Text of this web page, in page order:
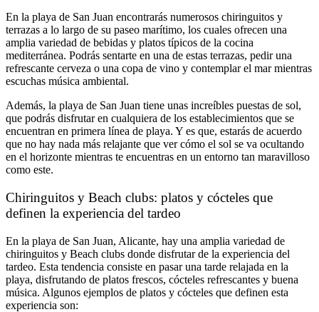
En la playa de San Juan encontrarás numerosos chiringuitos y
terrazas a lo largo de su paseo marítimo, los cuales ofrecen una
amplia variedad de bebidas y platos típicos de la cocina
mediterránea. Podrás sentarte en una de estas terrazas, pedir una
refrescante cerveza o una copa de vino y contemplar el mar mientras
escuchas música ambiental.
Además, la playa de San Juan tiene unas increíbles puestas de sol,
que podrás disfrutar en cualquiera de los establecimientos que se
encuentran en primera línea de playa. Y es que, estarás de acuerdo
que no hay nada más relajante que ver cómo el sol se va ocultando
en el horizonte mientras te encuentras en un entorno tan maravilloso
como este.
Chiringuitos y Beach clubs: platos y cócteles que
definen la experiencia del tardeo
En la playa de San Juan, Alicante, hay una amplia variedad de
chiringuitos y Beach clubs donde disfrutar de la experiencia del
tardeo. Esta tendencia consiste en pasar una tarde relajada en la
playa, disfrutando de platos frescos, cócteles refrescantes y buena
música. Algunos ejemplos de platos y cócteles que definen esta
experiencia son: